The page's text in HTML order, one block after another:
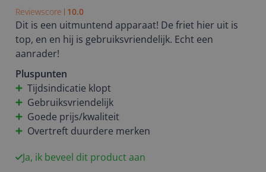
Reviewscore 10.0
Dit is een uitmuntend apparaat! De friet hier uit is
top, en en hij is gebruiksvriendelijk. Echt een
aanrader!
Pluspunten
Tijdsindicatie klopt
Gebruiksvriendelijk
Goede prijs/kwaliteit
Overtreft duurdere merken
Ja, ik beveel dit product aan